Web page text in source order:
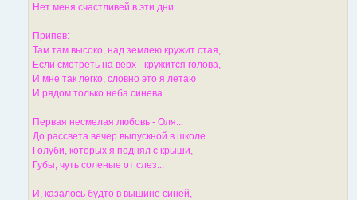
Нет меня счастливей в эти дни...
Припев:
Там там высоко, над землею кружит стая,
Если смотреть на верх - кружится голова,
И мне так легко, словно это я летаю
И рядом только неба синева...
Первая несмелая любовь - Оля...
До рассвета вечер выпускной в школе.
Голуби, которых я поднял с крыши,
Губы, чуть соленые от слез...
И, казалось будто в вышине синей,